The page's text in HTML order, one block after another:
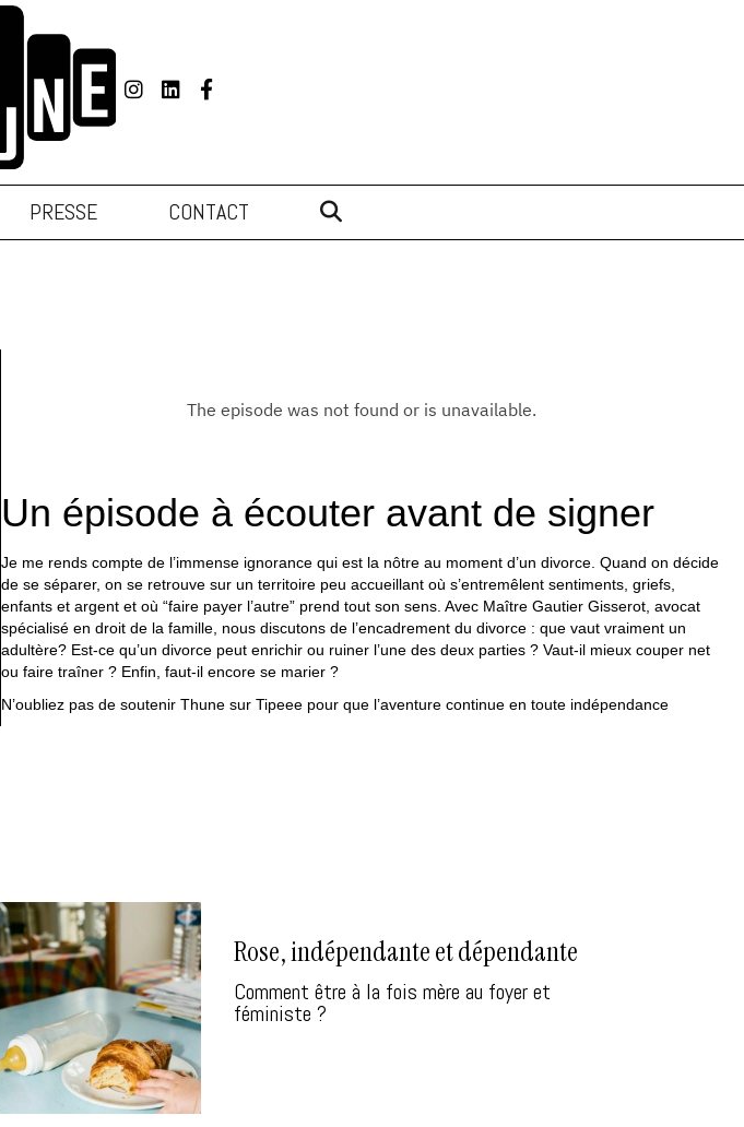
PRESSE CONTACT
Un épisode à écouter avant de signer
Je me rends compte de l’immense ignorance qui est la nôtre au moment d’un divorce. Quand on décide
de se séparer, on se retrouve sur un territoire peu accueillant où s’entremêlent sentiments, griefs,
enfants et argent et où “faire payer l’autre” prend tout son sens. Avec Maître Gautier Gisserot, avocat
spécialisé en droit de la famille, nous discutons de l’encadrement du divorce : que vaut vraiment un
adultère? Est-ce qu’un divorce peut enrichir ou ruiner l’une des deux parties ? Vaut-il mieux couper net
ou faire traîner ? Enfin, faut-il encore se marier ?
N’oubliez pas de soutenir Thune sur Tipeeepour que l’aventure continue en toute indépendance
Rose, indépendante et dépendante
Comment être à la fois mère au foyer et
féministe ?